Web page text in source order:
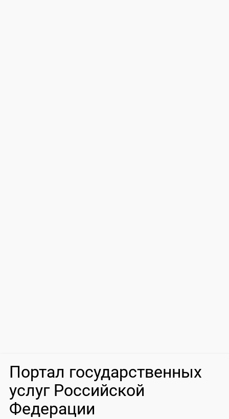
Портал государственных
услуг Российской
Федерации